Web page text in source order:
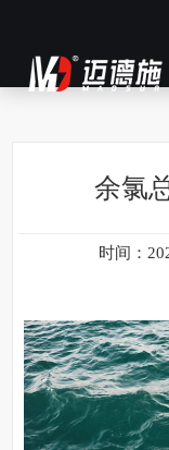
余氯
时间：